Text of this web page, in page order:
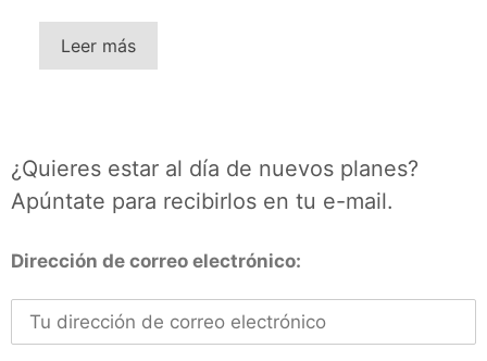
Leer más
¿Quieres estar al día de nuevos planes?
Apúntate para recibirlos en tu e-mail.
Dirección de correo electrónico: